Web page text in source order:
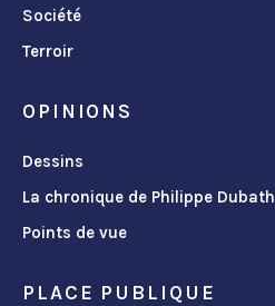
Société
Terroir
OPINIONS
Dessins
La chronique de Philippe Dubath
Points de vue
PLACE PUBLIQUE